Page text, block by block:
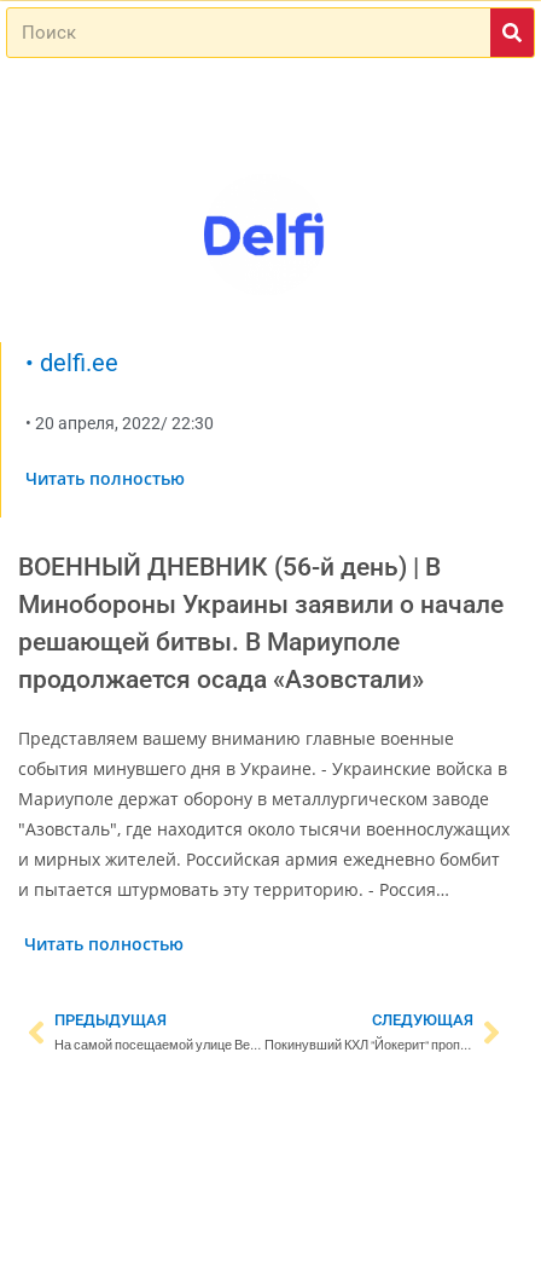
• delfi.ee
• 20 апреля, 2022/22:30
Читать полностью
ВОЕННЫЙ ДНЕВНИК (56-й день) | В
Минобороны Украины заявили о начале
решающей битвы. В Мариуполе
продолжается осада «Азовстали»
Представляем вашему вниманию главные военные
события минувшего дня в Украине. - Украинские войска в
Мариуполе держат оборону в металлургическом заводе
"Азовсталь", где находится около тысячи военнослужащих
и мирных жителей. Российская армия ежедневно бомбит
и пытается штурмовать эту территорию. - Россия…
Читать полностью
ПРЕДЫДУЩАЯ
На самой посещаемой улице Венецианской биеннале открылся эстонский павильон
СЛЕДУЮЩАЯ
Покинувший КХЛ ”Йокерит” пропустит сезон, а в 2023 году вернется в финскую лигу